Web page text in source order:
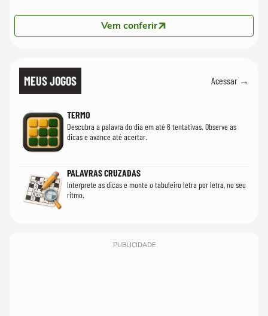
Vem conferir
MEUS JOGOS Acessar →
TERMO
Descubra a palavra do dia em até 6 tentativas. Observe as
dicas e avance até acertar.
PALAVRAS CRUZADAS
Interprete as dicas e monte o tabuleiro letra por letra, no seu
ritmo.
PUBLICIDADE